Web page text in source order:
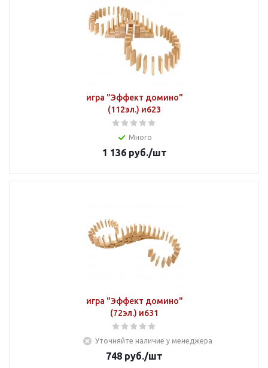
игра "Эффект домино"
(112эл.) и623
Много
1 136руб./шт
игра "Эффект домино"
(72эл.) и631
Уточняйте наличие у менеджера
748 руб./шт